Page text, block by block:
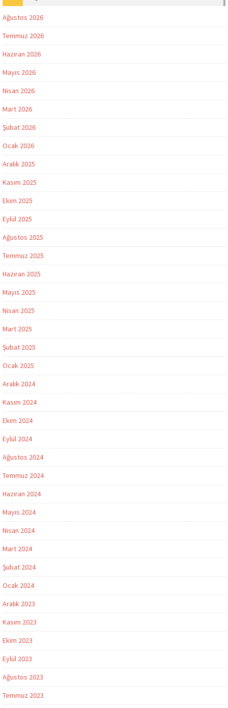
Ağustos 2026
Temmuz 2026
Haziran 2026
Mayıs 2026
Nisan 2026
Mart 2026
Şubat 2026
Ocak 2026
Aralık 2025
Kasım 2025
Ekim 2025
Eylül 2025
Ağustos 2025
Temmuz 2025
Haziran 2025
Mayıs 2025
Nisan 2025
Mart 2025
Şubat 2025
Ocak 2025
Aralık 2024
Kasım 2024
Ekim 2024
Eylül 2024
Ağustos 2024
Temmuz 2024
Haziran 2024
Mayıs 2024
Nisan 2024
Mart 2024
Şubat 2024
Ocak 2024
Aralık 2023
Kasım 2023
Ekim 2023
Eylül 2023
Ağustos 2023
Temmuz 2023